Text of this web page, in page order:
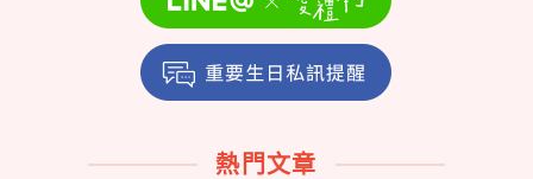
熱門文章